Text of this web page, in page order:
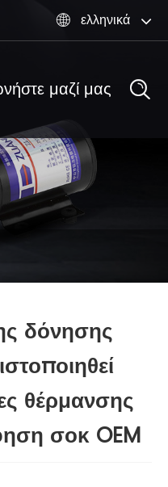
 ελληνικά
μαζί μας
δόνησης
θέρμανσης
σοκ OEM